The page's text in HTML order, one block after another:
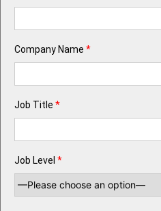
Company Name *
Job Title *
Job Level *